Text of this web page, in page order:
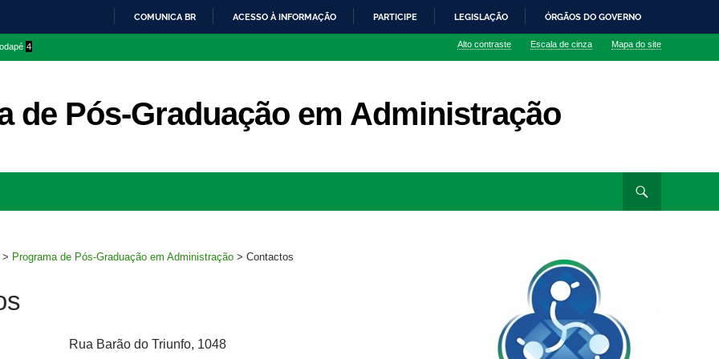
O
COMUNICA BR ACESSO À INFORMAÇÃO PARTICIPE LEGISLAÇÃO ÓRGÃOS DO GOVERNO
4 Alto contraste Escala de cinza Mapa do site
de Pós-Graduação em Administração
> Programa de Pós-Graduação em Administração > Contactos
Rua Barão do Triunfo, 1048